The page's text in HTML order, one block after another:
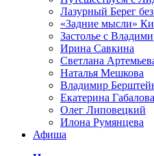
Лазурный Берег
«Задние мысли»
Застолье с
Ирина Савкина
Светлана
Наталья Мешкова
Владимир
Екатерина Габалова
Олег Липовецкий
Илона Румянцева
Афиша